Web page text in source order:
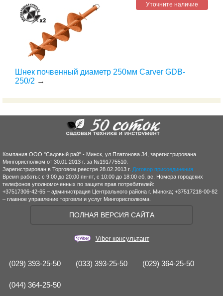
Уточните наличие
Шнек почвенный диаметр 250мм Carver GDB-
250/2 →
Компания ООО "Садовый рай" - Минск, ул.Платонова 34, зарегистрирована
Мингорисполком от 30.01.2013 г. за №191775510.
Зарегистрирован в Торговом реестре 28.02.2013 г. Договор присоединения
Время работы: с 9:00 до 20:00 пн-пт, с 10:00 до 18:00 сб, вс. Номера городских
телефонов уполномоченных по защите прав потребителей:
+37517306-42-65 – администрация Центрального района г. Минска; +37517218-00-82
– главное управление торговли и услуг Мингорисполкома.
ПОЛНАЯ ВЕРСИЯ САЙТА
Viber консультант
(029) 393-25-50 (033) 393-25-50 (029) 364-25-50
(044) 364-25-50